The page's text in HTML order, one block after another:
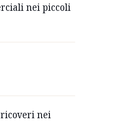
nei piccoli
ricoveri nei